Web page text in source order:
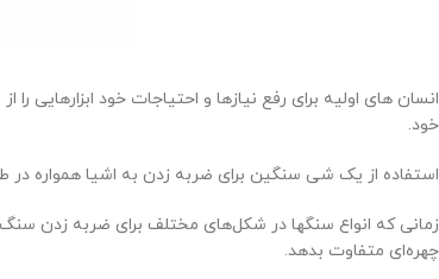
انسان های اولیه برای رفع نیازها و احتیاجات خود ابزارهایی
خود.
استفاده از یک شی سنگین برای ضربه زدن به اشیا همواره در
زمانی که انواع سنگها در شکل‌های مختلف برای ضربه زدن سنگ
چهره‌ای متفاوت بدهد.